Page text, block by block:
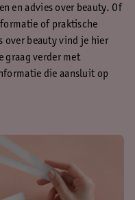
en advies over beauty. Of
of praktische
over beauty vind je hier
graag verder met
die aansluit op